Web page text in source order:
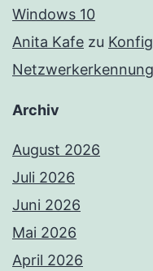
Windows 10
Anita Kafe zu
Archiv
August 2026
Juli 2026
Juni 2026
Mai 2026
April 2026